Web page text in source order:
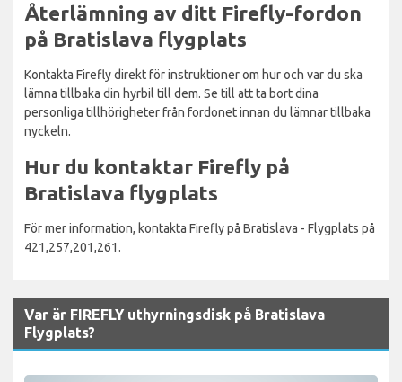
Återlämning av ditt Firefly-fordon
på Bratislava flygplats
Kontakta Firefly direkt för instruktioner om hur och var du ska
lämna tillbaka din hyrbil till dem. Se till att ta bort dina
personliga tillhörigheter från fordonet innan du lämnar tillbaka
nyckeln.
Hur du kontaktar Firefly på
Bratislava flygplats
För mer information, kontakta Firefly på Bratislava - Flygplats på
421,257,201,261.
Var är FIREFLY uthyrningsdisk på Bratislava
Flygplats?